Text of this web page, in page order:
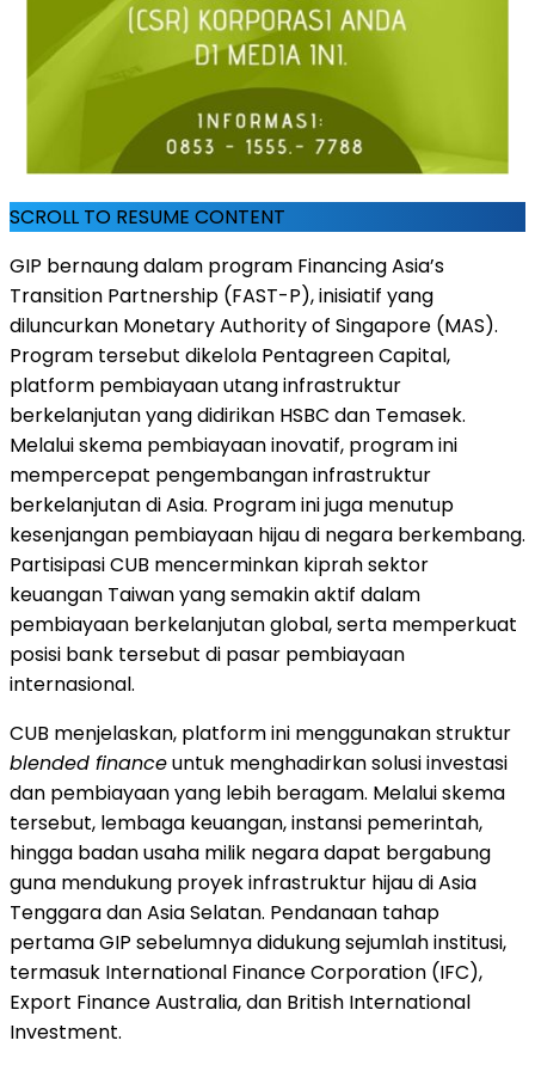
SCROLL TO RESUME CONTENT
GIP bernaung dalam program Financing Asia’s
Transition Partnership (FAST-P), inisiatif yang
diluncurkan Monetary Authority of Singapore (MAS).
Program tersebut dikelola Pentagreen Capital,
platform pembiayaan utang infrastruktur
berkelanjutan yang didirikan HSBC dan Temasek.
Melalui skema pembiayaan inovatif, program ini
mempercepat pengembangan infrastruktur
berkelanjutan di Asia. Program ini juga menutup
kesenjangan pembiayaan hijau di negara berkembang.
Partisipasi CUB mencerminkan kiprah sektor
keuangan Taiwan yang semakin aktif dalam
pembiayaan berkelanjutan global, serta memperkuat
posisi bank tersebut di pasar pembiayaan
internasional.
CUB menjelaskan, platform ini menggunakan struktur
blended financeuntuk menghadirkan solusi investasi
dan pembiayaan yang lebih beragam. Melalui skema
tersebut, lembaga keuangan, instansi pemerintah,
hingga badan usaha milik negara dapat bergabung
guna mendukung proyek infrastruktur hijau di Asia
Tenggara dan Asia Selatan. Pendanaan tahap
pertama GIP sebelumnya didukung sejumlah institusi,
termasuk International Finance Corporation (IFC),
Export Finance Australia, dan British International
Investment.